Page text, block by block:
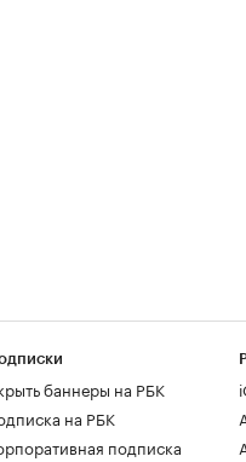
баннеры на РБК
на РБК
подписка